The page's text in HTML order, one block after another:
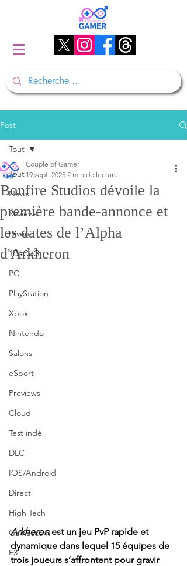
Post
Tout
News
Reviews
Divers
1D#CoG
PC
PlayStation
Xbox
Nintendo
Salons
eSport
Previews
Cloud
Test indé
DLC
IOS/Android
Direct
High Tech
Gamescom
E3
Tout
Bonfire Studios dévoile la
première bande-annonce et
les dates de l’Alpha
d'Arkheron
Couple of Gamer
19 sept. 2025 2 min de lecture
Arkheron est un jeu PvP rapide et
dynamique dans lequel 15 équipes de
trois joueurs s’affrontent pour gravir